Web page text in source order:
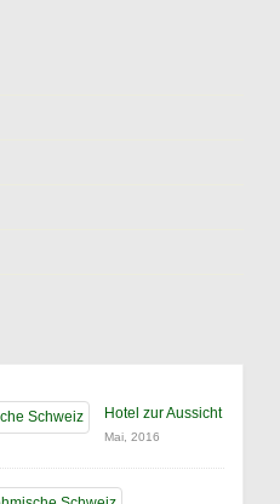
Hotel zur Aussicht
Mai, 2016